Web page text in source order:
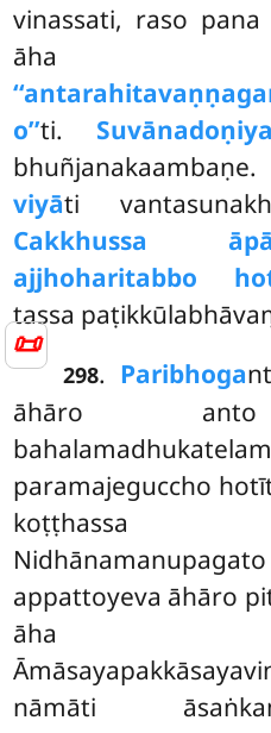
📜
vinassati, raso
āha
o’’ti. Suvānadoṇiya
viyāti
Cakkhussa
ajjhoharitabbo
tassa
298. Paribhoga
āhāro anto
paramajeguccho
koṭṭhassa
appattoyeva āhāro
nāmāti